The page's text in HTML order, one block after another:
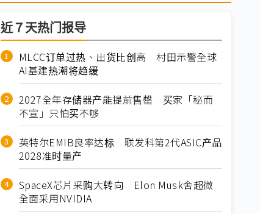
近７天热门报导
MLCC订单过热、出货比创高 村田示警全球
AI基建热潮将趋缓
2027全年存储器产能提前售罄 买家「秘而
不宣」只怕买不够
英特尔EMIB良率达标 联发科第2代ASIC产品
2028准时量产
SpaceX芯片采购大转向 Elon Musk舍超微
全面采用NVIDIA